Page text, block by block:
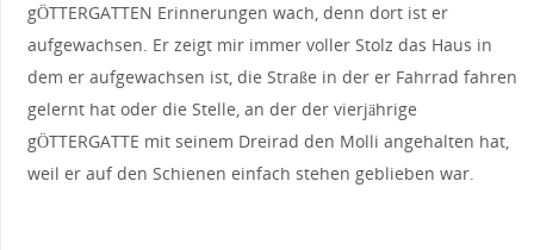
gÖTTERGATTEN Erinnerungen wach, denn dort ist er
aufgewachsen. Er zeigt mir immer voller Stolz das Haus in
dem er aufgewachsen ist, die Straße in der er Fahrrad fahren
gelernt hat oder die Stelle, an der der vierjährige
gÖTTERGATTE mit seinem Dreirad den Molli angehalten hat,
weil er auf den Schienen einfach stehen geblieben war.